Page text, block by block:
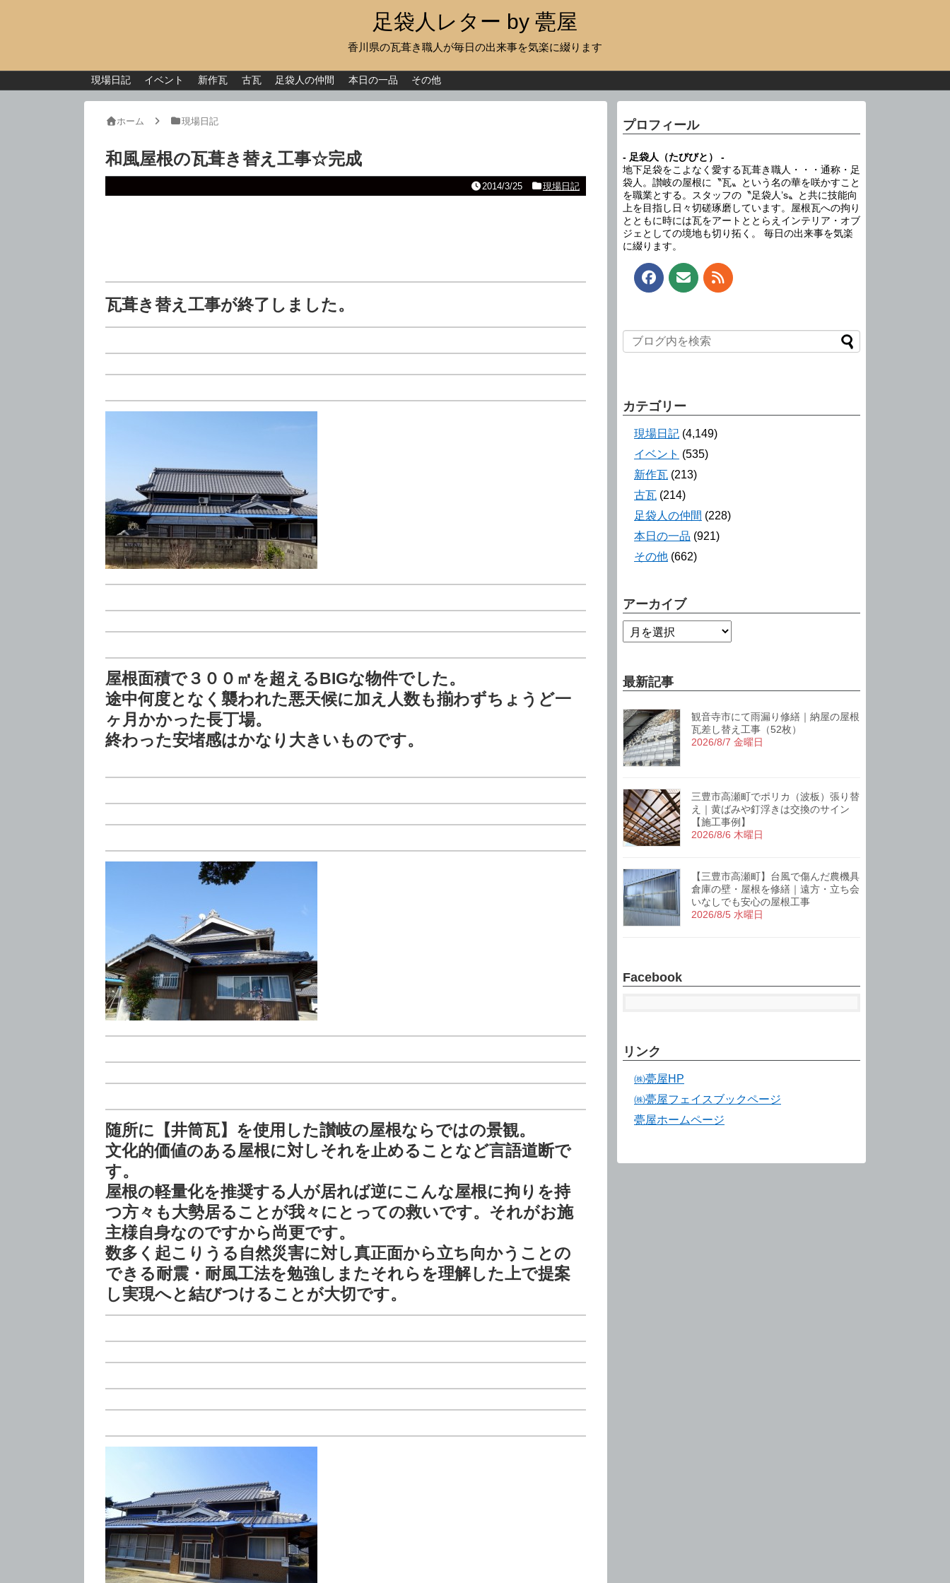
足袋人レター by 甍屋
香川県の瓦葺き職人が毎日の出来事を気楽に綴ります
現場日記 イベント 新作瓦 古瓦 足袋人の仲間 本日の一品 その他
ホーム 現場日記
和風屋根の瓦葺き替え工事☆完成
2014/3/25 現場日記
瓦葺き替え工事が終了しました。
屋根面積で３００㎡を超えるBIGな物件でした。
途中何度となく襲われた悪天候に加え人数も揃わずちょうど一
ヶ月かかった長丁場。
終わった安堵感はかなり大きいものです。
随所に【井筒瓦】を使用した讃岐の屋根ならではの景観。
文化的価値のある屋根に対しそれを止めることなど言語道断で
す。
屋根の軽量化を推奨する人が居れば逆にこんな屋根に拘りを持
つ方々も大勢居ることが我々にとっての救いです。それがお施
主様自身なのですから尚更です。
数多く起こりうる自然災害に対し真正面から立ち向かうことの
できる耐震・耐風工法を勉強しまたそれらを理解した上で提案
し実現へと結びつけることが大切です。
プロフィール
- 足袋人（たびびと） -
地下足袋をこよなく愛する瓦葺き職人・・・通称・足
袋人。讃岐の屋根に〝瓦〟という名の華を咲かすこと
を職業とする。スタッフの〝足袋人’s〟と共に技能向
上を目指し日々切磋琢磨しています。屋根瓦への拘り
とともに時には瓦をアートととらえインテリア・オブ
ジェとしての境地も切り拓く。 毎日の出来事を気楽
に綴ります。
カテゴリー
現場日記 (4,149)
イベント (535)
新作瓦 (213)
古瓦 (214)
足袋人の仲間 (228)
本日の一品 (921)
その他 (662)
アーカイブ
最新記事
観音寺市にて雨漏り修繕｜納屋の屋根
瓦差し替え工事（52枚）
2026/8/7 金曜日
三豊市高瀬町でポリカ（波板）張り替
え｜黄ばみや釘浮きは交換のサイン
【施工事例】
2026/8/6 木曜日
【三豊市高瀬町】台風で傷んだ農機具
倉庫の壁・屋根を修繕｜遠方・立ち会
いなしでも安心の屋根工事
2026/8/5 水曜日
Facebook
リンク
㈱甍屋HP
㈱甍屋フェイスブックページ
甍屋ホームページ
現場日記
イベント
足袋人の仲間
本日の一品